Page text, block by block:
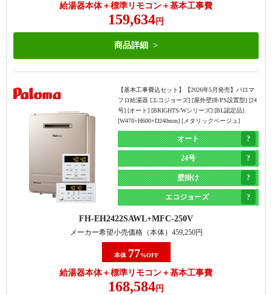
給湯器本体＋標準リモコン＋基本工事費
159,634 円
商品詳細
【基本工事費込セット】
【2026年5月発売】パロマ
フロ給湯器 [エコジョーズ] [屋外壁掛/PS設置型] [24
号] [オート] [BRIGHTS/Wシリーズ] [BL認定品]
[W470×H600×D240mm] [メタリックベージュ]
オート
24号
壁掛け
エコジョーズ
FH-EH2422SAWL MFC-250V
メーカー希望小売価格（本体） 459,250円
本体 77%OFF
給湯器本体＋標準リモコン＋基本工事費
168,584 円